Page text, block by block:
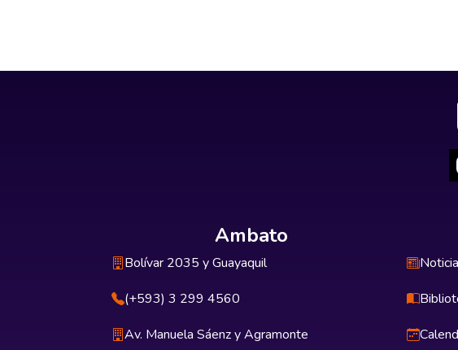
Ambato
Bolívar 2035 y Guayaquil
(+593) 3 299 4560
Av. Manuela Sáenz y Agramonte